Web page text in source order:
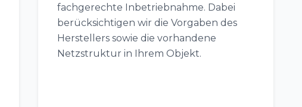
fachgerechte Inbetriebnahme. Dabei
berücksichtigen wir die Vorgaben des
Herstellers sowie die vorhandene
Netzstruktur in Ihrem Objekt.